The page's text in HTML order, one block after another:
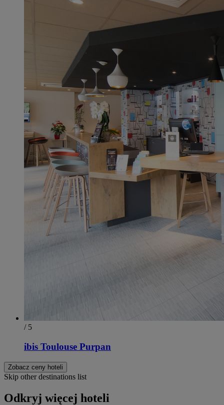
/ 5
ibis Toulouse Purpan
Zobacz ceny hoteli
Skip other destinations list
Odkryj więcej hoteli